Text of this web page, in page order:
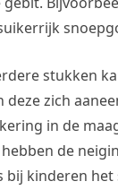
stukken
zich
in de
de
bij kinderen